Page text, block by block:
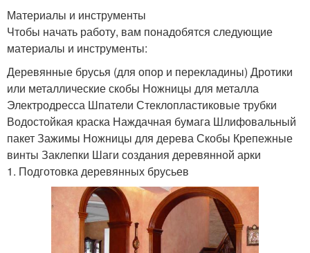
Материалы и инструменты
Чтобы начать работу, вам понадобятся следующие
материалы и инструменты:
Деревянные брусья (для опор и перекладины) Дротики
или металлические скобы Ножницы для металла
Электродресса Шпатели Стеклопластиковые трубки
Водостойкая краска Наждачная бумага Шлифовальный
пакет Зажимы Ножницы для дерева Скобы Крепежные
винты Заклепки Шаги создания деревянной арки
1. Подготовка деревянных брусьев